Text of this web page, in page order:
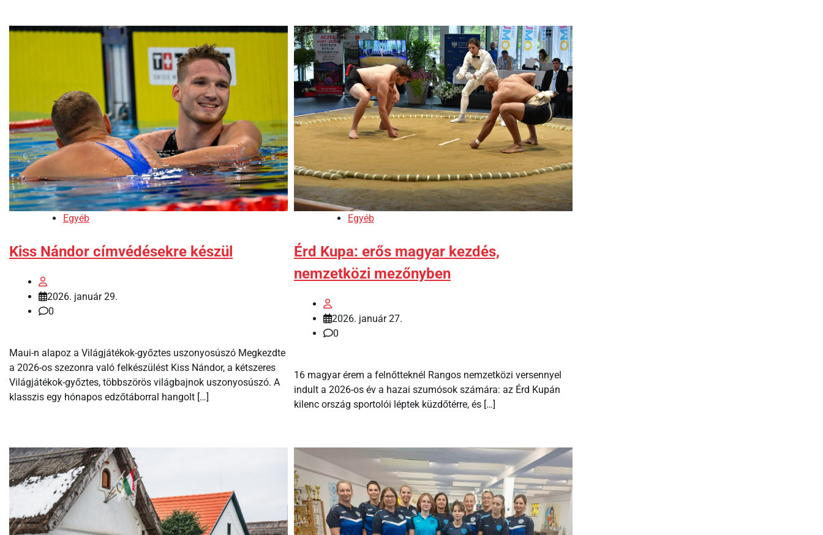
Egyéb
Kiss Nándor címvédésekre készül
2026. január 29.
0
Maui-n alapoz a Világjátékok-győztes uszonyosúszó Megkezdte
a 2026-os szezonra való felkészülést Kiss Nándor, a kétszeres
Világjátékok-győztes, többszörös világbajnok uszonyosúszó. A
klasszis egy hónapos edzőtáborral hangolt […]
Egyéb
Érd Kupa: erős magyar kezdés,
nemzetközi mezőnyben
2026. január 27.
0
16 magyar érem a felnőtteknél Rangos nemzetközi versennyel
indult a 2026-os év a hazai szumósok számára: az Érd Kupán
kilenc ország sportolói léptek küzdőtérre, és […]